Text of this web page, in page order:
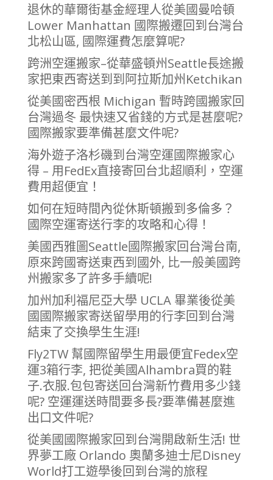
退休的華爾街基金經理人從美國曼哈頓
Lower Manhattan 國際搬遷回到台灣台
北松山區, 國際運費怎麼算呢?
跨洲空運搬家–從華盛頓州Seattle長途搬
家把東西寄送到到阿拉斯加州Ketchikan
從美國密西根 Michigan 暫時跨國搬家回
台灣過冬 最快速又省錢的方式是甚麼呢?
國際搬家要準備甚麼文件呢?
海外遊子洛杉磯到台灣空運國際搬家心
得 – 用FedEx直接寄回台北超順利，空運
費用超便宜！
如何在短時間內從休斯頓搬到多倫多？
國際空運寄送行李的攻略和心得！
美國西雅圖Seattle國際搬家回台灣台南,
原來跨國寄送東西到國外, 比一般美國跨
州搬家多了許多手續呢!
加州加利福尼亞大學 UCLA 畢業後從美
國國際搬家寄送留學用的行李回到台灣
結束了交換學生生涯!
Fly2TW 幫國際留學生用最便宜Fedex空
運3箱行李, 把從美國Alhambra買的鞋
子.衣服.包包寄送回台灣新竹費用多少錢
呢? 空運運送時間要多長?要準備甚麼進
出口文件呢?
從美國國際搬家回到台灣開啟新生活! 世
界夢工廠 Orlando 奧蘭多迪士尼Disney
World打工遊學後回到台灣的旅程